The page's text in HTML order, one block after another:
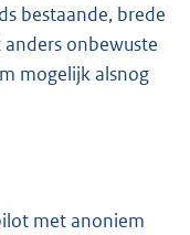
bestaande, brede
onbewuste
mogelijk alsnog
met anoniem